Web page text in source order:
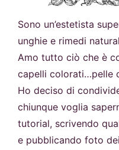
Sono un’estetista
unghie e rimedi
Amo tutto ciò che è
capelli colorati…pelle
Ho deciso di
chiunque voglia
tutorial, scrivendo
e pubblicando foto